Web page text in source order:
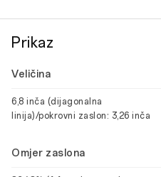
Prikaz
Veličina
6,8 inča (dijagonalna
linija)/pokrovni zaslon: 3,26 inča
Omjer zaslona